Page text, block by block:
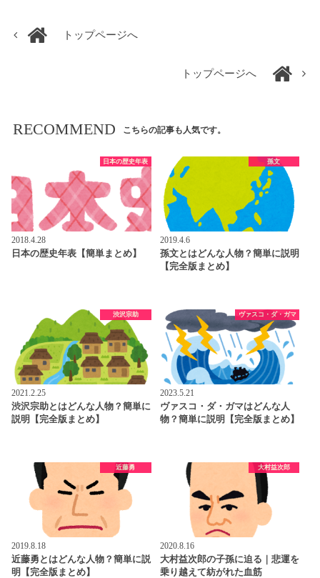
トップページへ
トップページへ
RECOMMEND こちらの記事も人気です。
日本の歴史年表
2018.4.28
日本の歴史年表【簡単まとめ】
孫文
2019.4.6
孫文とはどんな人物？簡単に説明
【完全版まとめ】
渋沢宗助
2021.2.25
渋沢宗助とはどんな人物？簡単に
説明【完全版まとめ】
ヴァスコ・ダ・ガマ
2023.5.21
ヴァスコ・ダ・ガマはどんな人
物？簡単に説明【完全版まとめ】
近藤勇
2019.8.18
近藤勇とはどんな人物？簡単に説
明【完全版まとめ】
大村益次郎
2020.8.16
大村益次郎の子孫に迫る｜悲運を
乗り越えて紡がれた血筋